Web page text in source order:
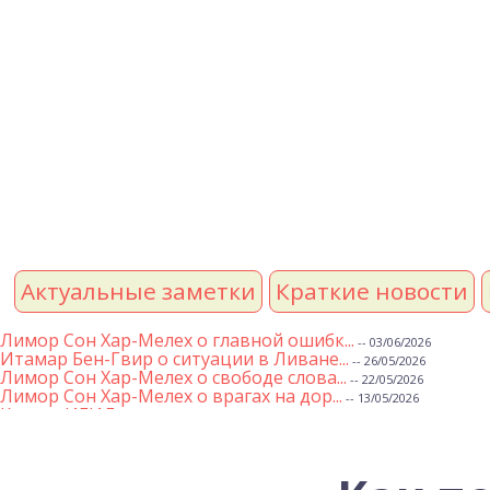
Актуальные заметки Краткие новости
Лимор Сон Хар-Мелех о главной ошибк... -- 03/06/2026
Итамар Бен-Гвир о ситуации в Ливане... -- 26/05/2026
Лимор Сон Хар-Мелех о свободе слова... -- 22/05/2026
Лимор Сон Хар-Мелех о врагах на дор... -- 13/05/2026
Клятва ИГИЛ